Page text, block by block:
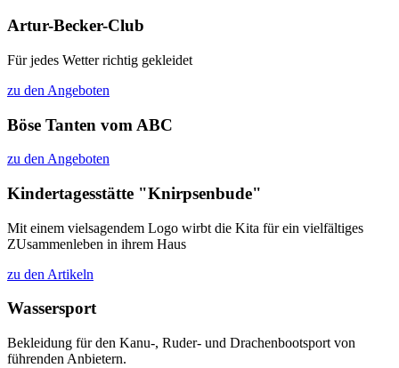
Artur-Becker-Club
Für jedes Wetter richtig gekleidet
zu den Angeboten
Böse Tanten vom ABC
zu den Angeboten
Kindertagesstätte "Knirpsenbude"
Mit einem vielsagendem Logo wirbt die Kita für ein vielfältiges
ZUsammenleben in ihrem Haus
zu den Artikeln
Wassersport
Bekleidung für den Kanu-, Ruder- und Drachenbootsport von
führenden Anbietern.